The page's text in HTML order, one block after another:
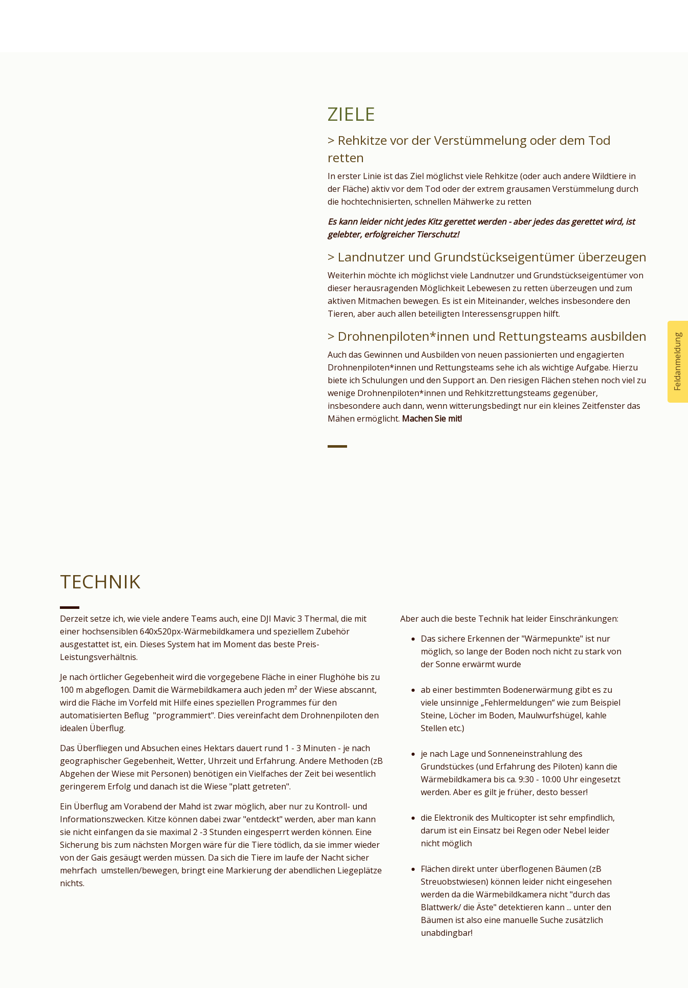
ZIELE
> Rehkitze vor der Verstümmelung oder dem Tod
retten
In erster Linie ist das Ziel möglichst viele Rehkitze (oder auch andere Wildtiere in
der Fläche) aktiv vor dem Tod oder der extrem grausamen Verstümmelung durch
die hochtechnisierten, schnellen Mähwerke zu retten
Es kann leider nicht jedes Kitz gerettet werden - aber jedes das gerettet wird, ist
gelebter, erfolgreicher Tierschutz!
> Landnutzer und Grundstückseigentümer überzeugen
Weiterhin möchte ich möglichst viele Landnutzer und Grundstückseigentümer von
dieser herausragenden Möglichkeit Lebewesen zu retten überzeugen und zum
aktiven Mitmachen bewegen. Es ist ein Miteinander, welches insbesondere den
Tieren, aber auch allen beteiligten Interessensgruppen hilft.
> Drohnenpiloten*innen und Rettungsteams ausbilden
Auch das Gewinnen und Ausbilden von neuen passionierten und engagierten
Drohnenpiloten*innen und Rettungsteams sehe ich als wichtige Aufgabe. Hierzu
biete ich Schulungen und den Support an. Den riesigen Flächen stehen noch viel zu
wenige Drohnenpiloten*innen und Rehkitzrettungsteams gegenüber,
insbesondere auch dann, wenn witterungsbedingt nur ein kleines Zeitfenster das
Mähen ermöglicht. Machen Sie mit!
TECHNIK
Derzeit setze ich, wie viele andere Teams auch, eine DJI Mavic 3 Thermal, die mit
einer hochsensiblen 640x520px-Wärmebildkamera und speziellem Zubehör
ausgestattet ist, ein. Dieses System hat im Moment das beste Preis-
Leistungsverhältnis.
Je nach örtlicher Gegebenheit wird die vorgegebene Fläche in einer Flughöhe bis zu
100 m abgeflogen. Damit die Wärmebildkamera auch jeden m² der Wiese abscannt,
wird die Fläche im Vorfeld mit Hilfe eines speziellen Programmes für den
automatisierten Beflug "programmiert". Dies vereinfacht dem Drohnenpiloten den
idealen Überflug.
Das Überfliegen und Absuchen eines Hektars dauert rund 1 - 3 Minuten - je nach
geographischer Gegebenheit, Wetter, Uhrzeit und Erfahrung. Andere Methoden (zB
Abgehen der Wiese mit Personen) benötigen ein Vielfaches der Zeit bei wesentlich
geringerem Erfolg und danach ist die Wiese "platt getreten".
Ein Überflug am Vorabend der Mahd ist zwar möglich, aber nur zu Kontroll- und
Informationszwecken. Kitze können dabei zwar "entdeckt" werden, aber man kann
sie nicht einfangen da sie maximal 2 -3 Stunden eingesperrt werden können. Eine
Sicherung bis zum nächsten Morgen wäre für die Tiere tödlich, da sie immer wieder
von der Gais gesäugt werden müssen. Da sich die Tiere im laufe der Nacht sicher
mehrfach umstellen/bewegen, bringt eine Markierung der abendlichen Liegeplätze
nichts.
Aber auch die beste Technik hat leider Einschränkungen:
Das sichere Erkennen der "Wärmepunkte" ist nur
möglich, so lange der Boden noch nicht zu stark von
der Sonne erwärmt wurde
ab einer bestimmten Bodenerwärmung gibt es zu
viele unsinnige „Fehlermeldungen“ wie zum Beispiel
Steine, Löcher im Boden, Maulwurfshügel, kahle
Stellen etc.)
je nach Lage und Sonneneinstrahlung des
Grundstückes (und Erfahrung des Piloten) kann die
Wärmebildkamera bis ca. 9:30 - 10:00 Uhr eingesetzt
werden. Aber es gilt je früher, desto besser!
die Elektronik des Multicopter ist sehr empfindlich,
darum ist ein Einsatz bei Regen oder Nebel leider
nicht möglich
Flächen direkt unter überflogenen Bäumen (zB
Streuobstwiesen) können leider nicht eingesehen
werden da die Wärmebildkamera nicht "durch das
Blattwerk/ die Äste" detektieren kann ... unter den
Bäumen ist also eine manuelle Suche zusätzlich
unabdingbar!
Feldanmeldung